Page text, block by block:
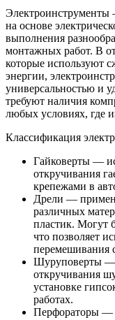
на основе
выполнения
монтажных работ. В
которые используют
энергии,
универсальностью и
требуют наличия
любых условиях, где
Классификация
Гайковерты —
откручивания
крепежами в
Дрели —
различных
пластик. Могут
что позволяет
перемешивания
Шуруповерты —
откручивания
установке
работах.
Перфораторы —